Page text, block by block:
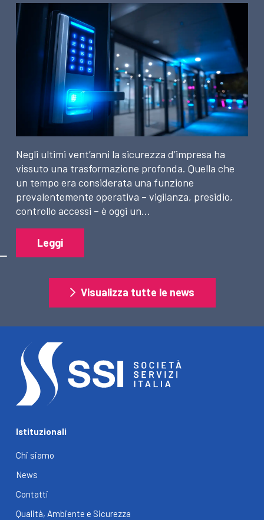
Negli ultimi vent’anni la sicurezza d’impresa ha
vissuto una trasformazione profonda. Quella che
un tempo era considerata una funzione
prevalentemente operativa – vigilanza, presidio,
controllo accessi – è oggi un…
Leggi
Visualizza tutte le news
Istituzionali
Chi siamo
News
Contatti
Qualità, Ambiente e Sicurezza